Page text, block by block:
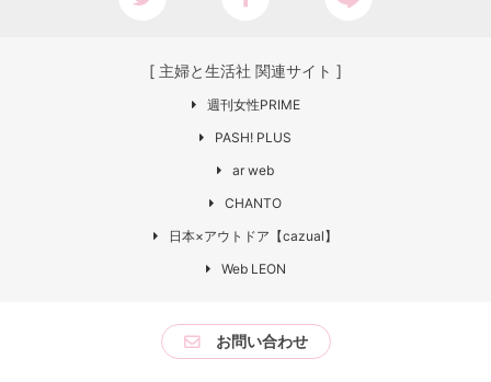
[ 主婦と生活社 関連サイト ]
週刊女性PRIME
PASH! PLUS
ar web
CHANTO
日本×アウトドア【cazual】
Web LEON
お問い合わせ